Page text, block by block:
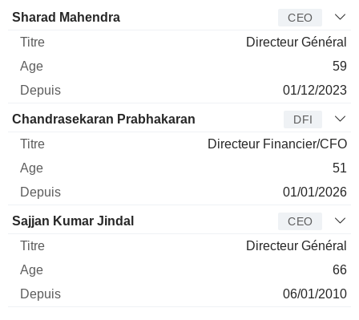
Dirigeant Titre Age
Sharad Mahendra CEO
Directeur Général
59
01/12/2023
Chandrasekaran Prabhakaran DFI
Directeur Financier/CFO
51
01/01/2026
Sajjan Kumar Jindal CEO
Directeur Général
66
06/01/2010